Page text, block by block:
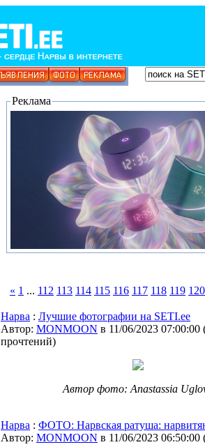
Реклама
« 1 ... 112 113 114 115 116 117 118 119 120
Нарва : Лучшие фотографии на SETI.ee
Автор: MONMOON в 11/06/2023 07:00:00
прочтений)
Автор фото: Anastassia
Нарва : ФОТО: Нарвская ратуша:
Автор: MONMOON в 11/06/2023 06:50:00